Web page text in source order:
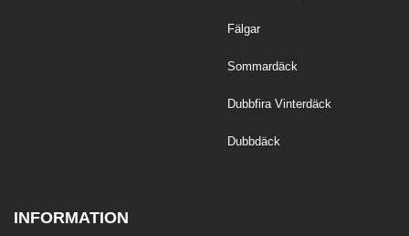
Fälgar
Sommardäck
Dubbfira Vinterdäck
Dubbdäck
INFORMATION